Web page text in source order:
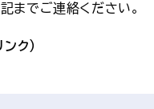
までご連絡ください。
ンク)